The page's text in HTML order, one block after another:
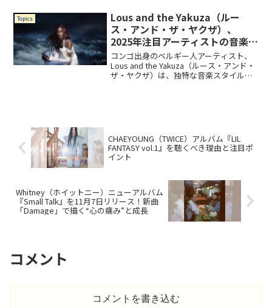
たちが新たに解釈した独占カバー曲と、
雰囲気別に...
Topics
Lous and the Yakuza（ルー
ス・アンド・ザ・ヤクザ）、
2025年注目アーティストの音楽
性を探る
コンゴ出身のベルギー人アーティスト、
Lous and the Yakuza（ルース・アンド・
ザ・ヤクザ）は、独特な音楽スタイルと
CHAEYOUNG（TWICE）アルバム『LIL
FANTASY vol.1』を聴くべき理由と注目ポ
イント
Whitney（ホイットニー）ニューアルバム
『Small Talk』を11月7日リリース！新曲
「Damage」で描く“心の痛み”と成長
コメント
コメントを書き込む